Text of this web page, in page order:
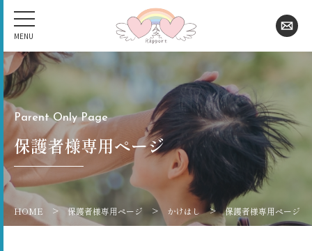
Parent Only Page
保護者様専用ページ
HOME > 保護者様専用ページ > かけはし > 保護者様専用ページ